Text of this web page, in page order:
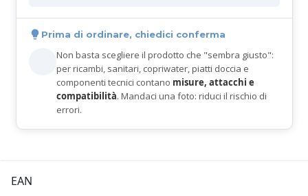
Prima di ordinare, chiedici conferma
Non basta scegliere il prodotto che "sembra giusto":
per ricambi, sanitari, copriwater, piatti doccia e
componenti tecnici contano misure, attacchi e
compatibilità. Mandaci una foto: riduci il rischio di
errori.
EAN